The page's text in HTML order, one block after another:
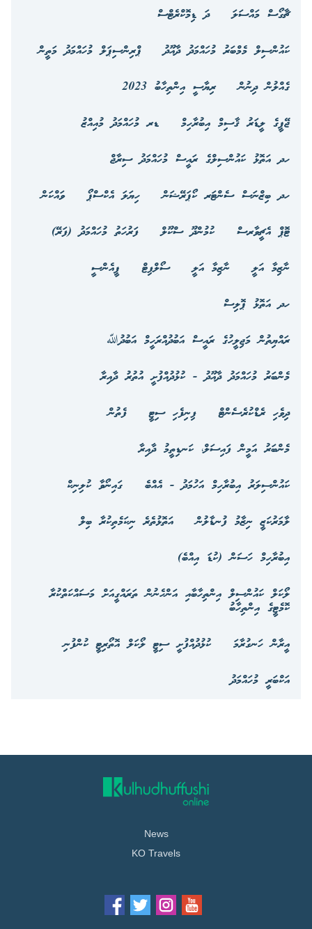
ޗާގޯސް މައްސަލަ
ދަ ޑިމޮކްރެޓްސް
ކައުންސިލް މެމްބަރު މުހައްމަދު ދާއޫދު
ޕްރިންސިޕަލް މުހައްމަދު މަތީން
ގެއްލުން ދިނުން
ރިޔާސީ އިންތިހާބު 2023
ޖޭޕީގެ ލީޑަރު ޤާސިމް އިބުރާހިމް
ޑރ މުހައްމަދު މުއިއްޒު
ހދ އަތޮޅު ކައުންސިލްގެ ރައީސް މުހައްމަދު ސިރާޖް
ހދ ބިޒްނަސް ސެންޓަރ ކޯޕަރޭޝަން
ހިޔަލަ އެކްސްޕޯ
ވައްކަން
ޓޮޕް އެޗީވާރސް
ކުމުންދޫ ސްކޫލް
ފަރުހަތު މުހައްމަދު (ފަރޭ)
ނާޒިމާ އަލީ
ނާޒިމާ އަލީ ސޯލްފިޓް
ޕީއެންސީ
ހދ އަތޮޅު ޕޮލިސް
ރައްޔިތުން މަޖިލީހުގެ ރައީސް އަބުދުއްރަހީމް އަބުދުﷲ
މެންބަރު މުހައްމަދު ދާއޫދު - ކުޅުދުއްފުށީ އުތުރު ދާއިރާ
ދިވެހި ރެޑްކުރެސެންޓް
ފިނިފެހި ސިޓީ
ފެތުން
މެންބަރު އަމީން ފައިސަލް، ކަނޑިތީމު ދާއިރާ
ކައުންސިލަރު އިބުރާހިމް އަހުމަދު - އެއްބެ
ގައިނޯވާ ކުލިނިކް
ލާމަރުކަޒީ ނިޒާމު ފުނޑާލުން
އަތޮޅުތެރެ ނިކަމެތިކުރާ ބިލް
އިބުރާހިމް ހަސަން (ކުޑަ އިއްބެ)
ލޯކަލް ކައުންސިލް އިންތިހާބާއި އަންހެނުން ތަރައްގީއަށް މަސައްކަތްކުރާ
ކޮމެޓީގެ އިންތިހާބު
އީރާން ހަނގުރާމަ
ކުޅުދުއްފުށީ ސިޓީ ލޯކަލް އޮތޯރިޓީ ކުންފުނި
އަކްބަރީ މުހައްމަދު
News
KO Travels